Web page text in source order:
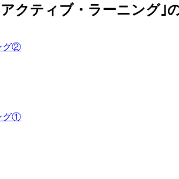
クティブ・ラーニング｣
グ②
グ①